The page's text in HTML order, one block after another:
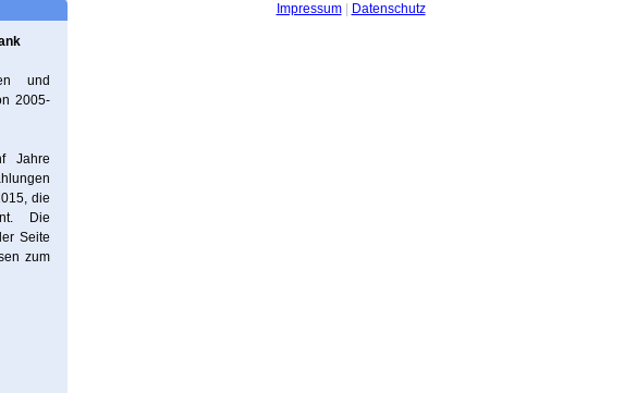
und
2005-
Jahre
die
Die
Seite
zum
Impressum| Datenschutz